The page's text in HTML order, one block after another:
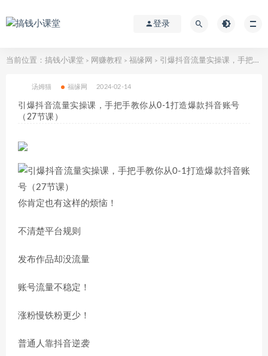
登录
当前位置： 搞钱小课堂 > 网赚教程 > 福缘网 > 引爆抖音流量实操课，手把手教你从0-1打造爆款抖音账号（27节课）
汤姆猫 福缘网 2024-02-14
引爆抖音流量实操课，手把手教你从0-1打造爆款抖音账号
（27节课）
你肯定也有这样的烦恼！
不清楚平台规则
发布作品却没流量
账号流量不稳定！
涨粉慢铁粉更少！
普通人靠抖音逆袭